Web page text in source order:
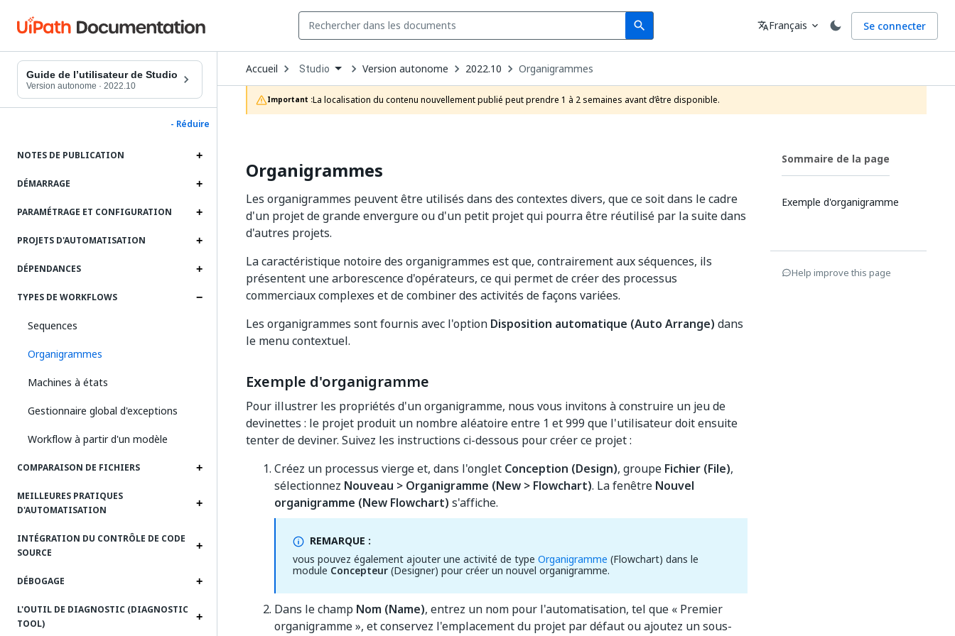
search
Search Langue
translateFrançais expand_more Se connecter
Guide de l’utilisateur de Studio
Version autonome · 2022.10
- Réduire
NOTES DE PUBLICATION
DÉMARRAGE
PARAMÉTRAGE ET CONFIGURATION
PROJETS D'AUTOMATISATION
DÉPENDANCES
TYPES DE WORKFLOWS
Sequences
Organigrammes
Machines à états
Gestionnaire global d'exceptions
Workflow à partir d'un modèle
COMPARAISON DE FICHIERS
MEILLEURES PRATIQUES
D'AUTOMATISATION
INTÉGRATION DU CONTRÔLE DE CODE
SOURCE
DÉBOGAGE
L'OUTIL DE DIAGNOSTIC (DIAGNOSTIC
TOOL)
Accueil Open
Dropdown
to
choose
product
Studio Version autonome 2022.10 Organigrammes
Important :La localisation du contenu nouvellement publié peut prendre 1 à 2 semaines avant d’être disponible.
Organigrammes
Les organigrammes peuvent être utilisés dans des contextes divers, que ce soit dans le cadre
d'un projet de grande envergure ou d'un petit projet qui pourra être réutilisé par la suite dans
d'autres projets.
La caractéristique notoire des organigrammes est que, contrairement aux séquences, ils
présentent une arborescence d'opérateurs, ce qui permet de créer des processus
commerciaux complexes et de combiner des activités de façons variées.
Les organigrammes sont fournis avec l'option Disposition automatique (Auto Arrange) dans
le menu contextuel.
Exemple d'organigramme
Pour illustrer les propriétés d'un organigramme, nous vous invitons à construire un jeu de
devinettes : le projet produit un nombre aléatoire entre 1 et 999 que l'utilisateur doit ensuite
tenter de deviner. Suivez les instructions ci-dessous pour créer ce projet :
Créez un processus vierge et, dans l'onglet Conception (Design), groupe Fichier (File),
sélectionnez Nouveau > Organigramme (New > Flowchart). La fenêtre Nouvel
organigramme (New Flowchart) s'affiche.
REMARQUE :
vous pouvez également ajouter une activité de type Organigramme (Flowchart) dans le
module Concepteur(Designer) pour créer un nouvel organigramme.
Dans le champ Nom (Name), entrez un nom pour l'automatisation, tel que « Premier
organigramme », et conservez l'emplacement du projet par défaut ou ajoutez un sous-
Sommaire de la page
Exemple d'organigramme
Help improve this page